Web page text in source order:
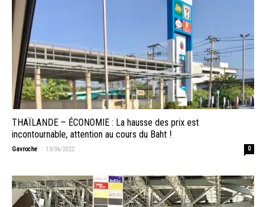
THAÏLANDE – ÉCONOMIE : La hausse des prix est
incontournable, attention au cours du Baht !
Gavroche - 13/06/2022 0